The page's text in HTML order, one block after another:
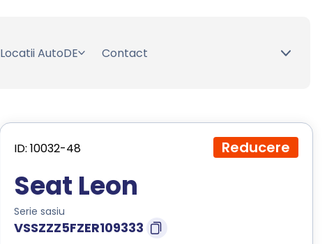
Locatii AutoDE Contact
ID: 10032-48 Reducere
Seat Leon
Serie sasiu
VSSZZZ5FZER109333